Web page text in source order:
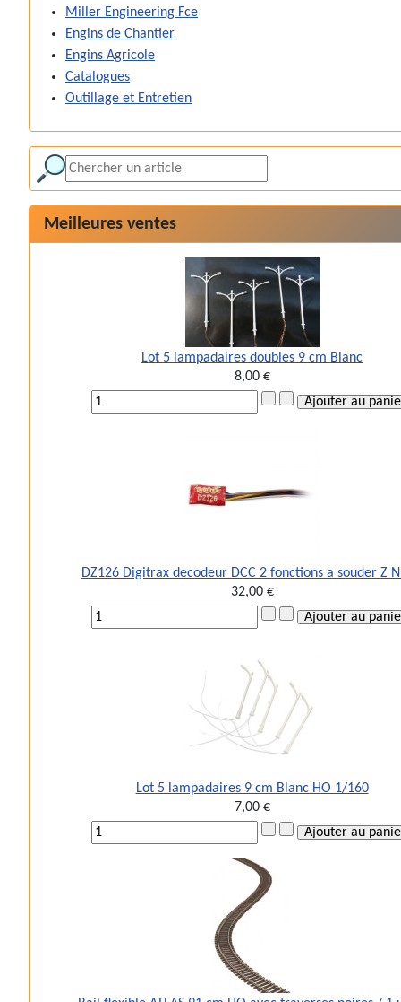
Miller Engineering Fce
Engins de Chantier
Engins Agricole
Catalogues
Outillage et Entretien
Meilleures ventes
Lot 5 lampadaires doubles 9 cm Blanc
8,00 €
DZ126 Digitrax decodeur DCC 2 fonctions a souder Z
32,00 €
Lot 5 lampadaires 9 cm Blanc HO 1/160
7,00 €